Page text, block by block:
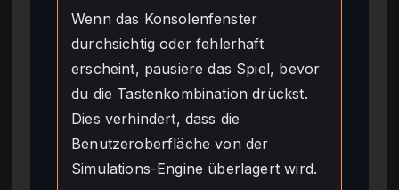
Wenn das Konsolenfenster
durchsichtig oder fehlerhaft
erscheint, pausiere das Spiel, bevor
du die Tastenkombination drückst.
Dies verhindert, dass die
Benutzeroberfläche von der
Simulations-Engine überlagert wird.